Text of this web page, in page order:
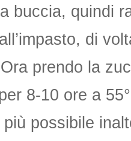
buccia, quindi
di
prendo la
8-10 ore a
possibile